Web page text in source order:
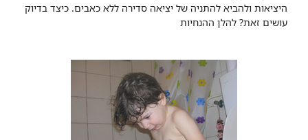
היציאות ולהביא להתניה של יציאה סדירה ללא כאבים. כיצד בדיוק
עושים זאת? להלן ההנחיות​